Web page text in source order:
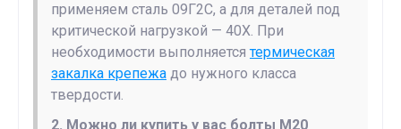
применяем сталь 09Г2С, а для деталей под
критической нагрузкой — 40Х. При
необходимости выполняетсятермическая
закалка крепежа до нужного класса
твердости.
2. Можно ли купить у вас болты М20